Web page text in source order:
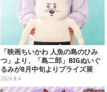
「映画ちいかわ 人魚の島のひみ
つ」より、「島二郎」BIGぬいぐ
るみが8月中旬よりプライズ展
開！“味自慢”のエプロンはポケッ
ト付き
2026.8.4